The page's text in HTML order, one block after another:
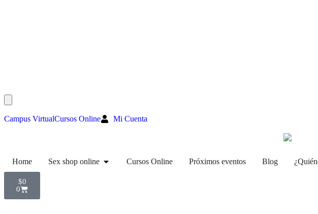
Campus VirtualCursos Online Mi Cuenta
Home Sex shop online Cursos Online Próximos eventos Blog
$0
0